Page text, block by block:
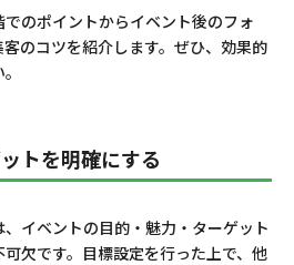
のポイントからイベント後のフォ
のコツを紹介します。ぜひ、効果的
トを明確にする
イベントの目的・魅力・ターゲット
欠です。目標設定を行った上で、他